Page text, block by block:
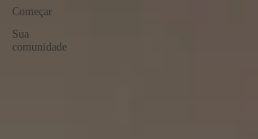
Começar
Sua
comunidade